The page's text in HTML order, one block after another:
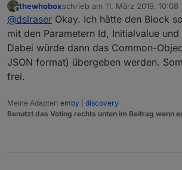
Neue Datenpunkte erstellen, direkt
Angaben wie z.B. button, switch,
(für iot/cloud)
Im Moment gibt es keinen
Umweg.
z.B.
z.B.
Spoiler
Offline
thewhoboxschrieb am 11. März 2019, 10:08
zuletzt editiert von
@dslraser Okay. Ich hätte den Block
mit den Parametern Id, Initialvalue
Dabei würde dann das Common-
JSON format) übergeben werden.
frei.
Meine Adapter: emby
discovery
Benutzt das Voting rechts unten im Beitrag wenn